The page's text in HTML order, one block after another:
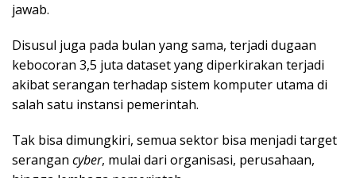
jawab.
Disusul juga pada bulan yang sama, terjadi dugaan
kebocoran 3,5 juta dataset yang diperkirakan terjadi
akibat serangan terhadap sistem komputer utama di
salah satu instansi pemerintah.
Tak bisa dimungkiri, semua sektor bisa menjadi target
serangan cyber, mulai dari organisasi, perusahaan,